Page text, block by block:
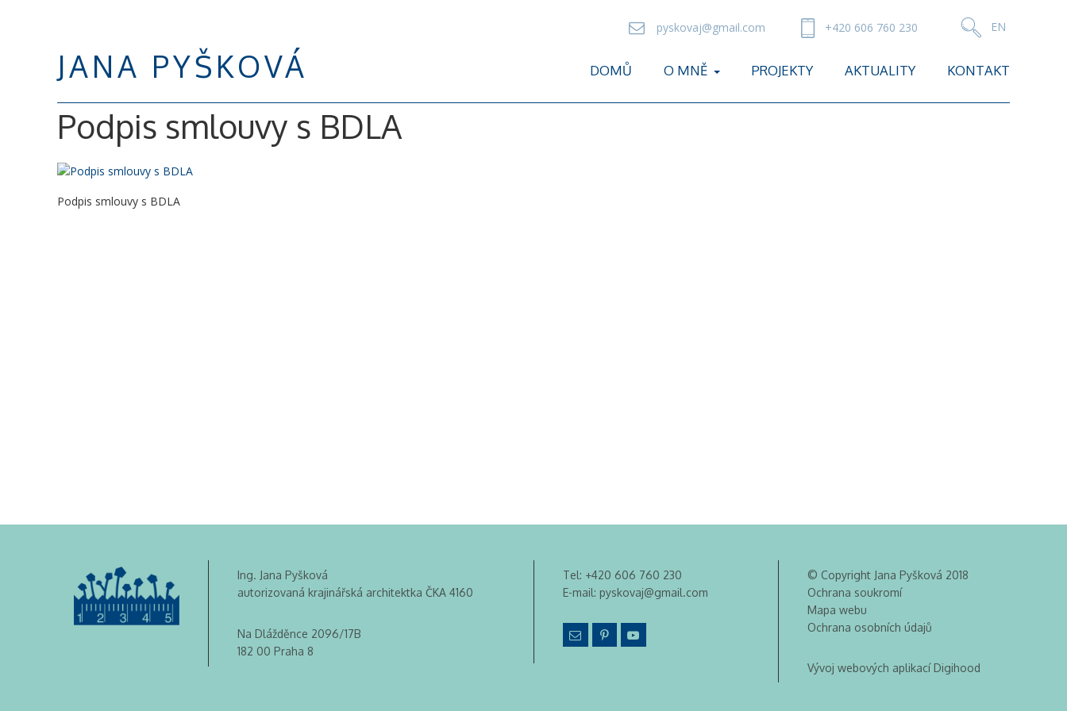
JANA PYŠKOVÁ
pyskovaj@gmail.com +420 606 760 230
DOMŮ O MNĚ PROJEKTY AKTUALITY KONTAKT
Podpis smlouvy s BDLA
Podpis smlouvy s BDLA
Ing. Jana Pyšková
autorizovaná krajinářská architektka ČKA 4160
Na Dlážděnce 2096/17B
182 00 Praha 8
Tel: +420 606 760 230
E-mail: pyskovaj@gmail.com
© Copyright Jana Pyšková 2018
Ochrana soukromí
Mapa webu
Ochrana osobních údajů
Vývoj webových aplikací Digihood